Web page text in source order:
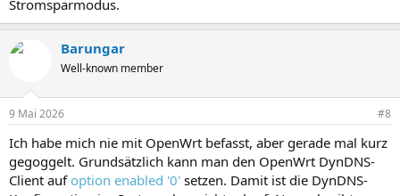
Stromsparmodus.
Barungar
Well-known member
9 Mai 2026 #8
Ich habe mich nie mit OpenWrt befasst, aber gerade mal kurz
gegoggelt. Grundsätzlich kann man den OpenWrt DynDNS-
Client auf option enabled '0' setzen. Damit ist die DynDNS-